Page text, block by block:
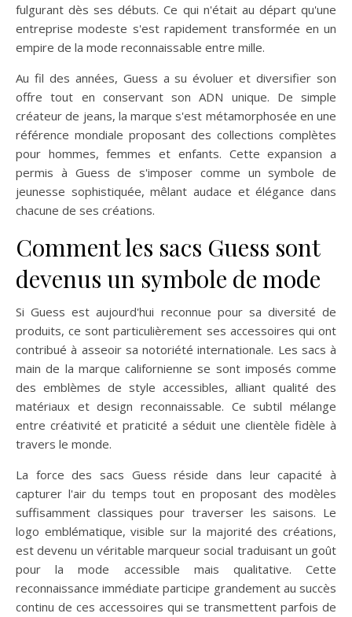
fulgurant dès ses débuts. Ce qui n'était au départ qu'une
entreprise modeste s'est rapidement transformée en un
empire de la mode reconnaissable entre mille.
Au fil des années, Guess a su évoluer et diversifier son
offre tout en conservant son ADN unique. De simple
créateur de jeans, la marque s'est métamorphosée en une
référence mondiale proposant des collections complètes
pour hommes, femmes et enfants. Cette expansion a
permis à Guess de s'imposer comme un symbole de
jeunesse sophistiquée, mêlant audace et élégance dans
chacune de ses créations.
Comment les sacs Guess sont
devenus un symbole de mode
Si Guess est aujourd'hui reconnue pour sa diversité de
produits, ce sont particulièrement ses accessoires qui ont
contribué à asseoir sa notoriété internationale. Les sacs à
main de la marque californienne se sont imposés comme
des emblèmes de style accessibles, alliant qualité des
matériaux et design reconnaissable. Ce subtil mélange
entre créativité et praticité a séduit une clientèle fidèle à
travers le monde.
La force des sacs Guess réside dans leur capacité à
capturer l'air du temps tout en proposant des modèles
suffisamment classiques pour traverser les saisons. Le
logo emblématique, visible sur la majorité des créations,
est devenu un véritable marqueur social traduisant un goût
pour la mode accessible mais qualitative. Cette
reconnaissance immédiate participe grandement au succès
continu de ces accessoires qui se transmettent parfois de